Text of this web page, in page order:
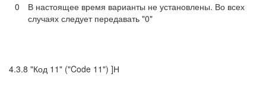
0
В настоящее время варианты не установлены. Во всех
случаях следует передавать "0"
4.3.8 "Код 11" ("Code 11") ]Н